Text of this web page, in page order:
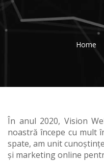
Home
În anul 2020, Vision
noastră începe cu mult
spate, am unit
și marketing online